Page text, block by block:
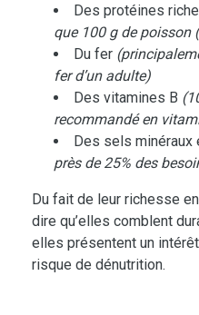
Des protéines
que 100 g de poisson
Du fer
fer d’un adulte)
Des vitamines B
recommandé en
Des sels
près de 25% des
Du fait de leur richesse
dire qu’elles comblent
elles présentent un
risque de dénutrition.